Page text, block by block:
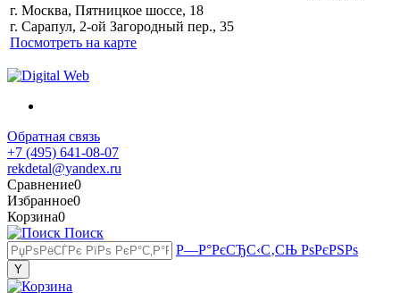
г. Москва, Пятницкое шоссе, 18
г. Сарапул, 2-ой Загородный пер., 35
Посмотреть на карте
Обратная связь
+7 (495) 641-08-07
rekdetal@yandex.ru
Сравнение0
Избранное0
Корзина0
Поиск
Р—Р°РєСЂС‹С‚СЊ РѕРєРЅРѕ